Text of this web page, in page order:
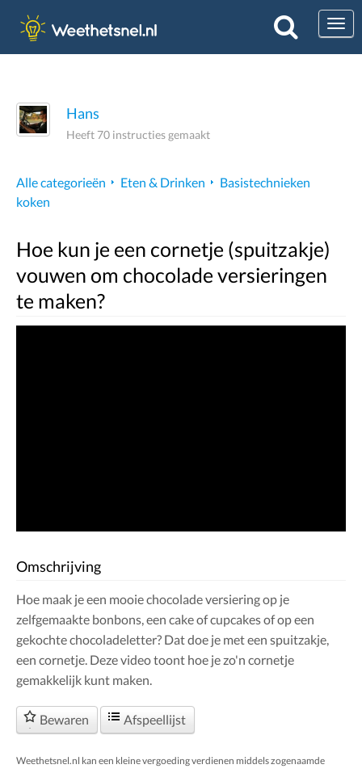
Hans
Heeft 70 instructies gemaakt
Alle categorieën Eten & Drinken
Basistechnieken
koken
Hoe kun je een cornetje (spuitzakje)
vouwen om chocolade versieringen
te maken?
Omschrijving
Hoe maak je een mooie chocolade versiering op je
zelfgemaakte bonbons, een cake of cupcakes of op een
gekochte chocoladeletter? Dat doe je met een spuitzakje,
een cornetje. Deze video toont hoe je zo'n cornetje
gemakkelijk kunt maken.
Bewaren Afspeellijst
Weethetsnel.nl kan een kleine vergoeding verdienen middels zogenaamde